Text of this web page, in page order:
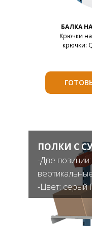
БАЛКА
Крючки на
крючки:
ПОЛКИ С
-Две
-Цвет: серый